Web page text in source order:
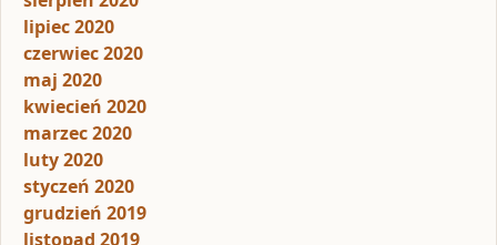
lipiec 2020
czerwiec 2020
maj 2020
kwiecień 2020
marzec 2020
luty 2020
styczeń 2020
grudzień 2019
listopad 2019